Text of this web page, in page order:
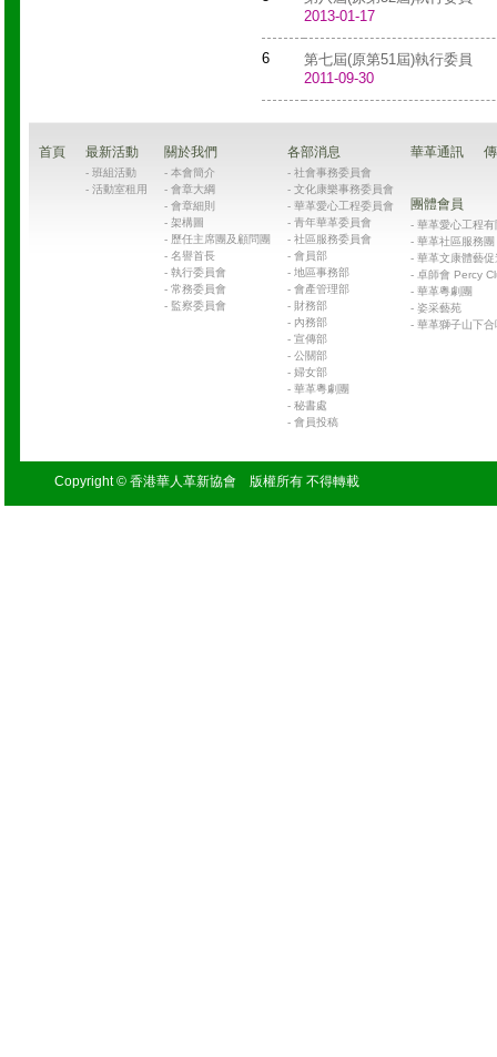
2013-01-17
6
第七屆(原第51屆)執行委員
2011-09-30
首頁 最新活動
- 班組活動
- 活動室租用
關於我們
- 本會簡介
- 會章大綱
- 會章細則
- 架構圖
- 歷任主席團及顧問團
- 名譽首長
- 執行委員會
- 常務委員會
- 監察委員會
各部消息
- 社會事務委員會
- 文化康樂事務委員會
- 華革愛心工程委員會
- 青年華革委員會
- 社區服務委員會
- 會員部
- 地區事務部
- 會產管理部
- 財務部
- 內務部
- 宣傳部
- 公關部
- 婦女部
- 華革粵劇團
- 秘書處
- 會員投稿
華革通訊
團體會員
- 華革愛心工程
- 華革社區服務
- 華革文康體藝促
- 卓師會 Percy
- 華革粵劇團
- 姿采藝苑
- 華革獅子山下
Copyright © 香港華人革新協會 版權所有 不得轉載